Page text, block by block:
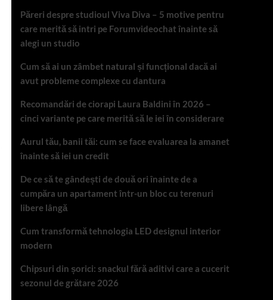
Păreri despre studioul Viva Diva – 5 motive pentru
care merită să intri pe Forumvideochat înainte să
alegi un studio
Cum să ai un zâmbet natural și funcțional dacă ai
avut probleme complexe cu dantura
Recomandări de ciorapi Laura Baldini în 2026 –
cinci variante pe care merită să le iei în considerare
Aurul tău, banii tăi: cum se face evaluarea la amanet
înainte să iei un credit
De ce să te gândești de două ori înainte de a
cumpăra un apartament într-un bloc cu terenuri
libere lângă
Cum transformă tehnologia LED designul interior
modern
Chipsuri din șorici: snackul fără aditivi care a cucerit
sezonul de grătare 2026